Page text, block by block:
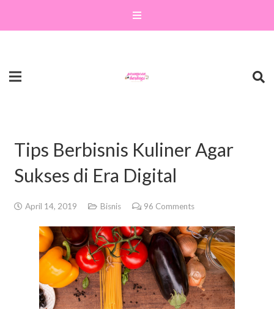
Tips Berbisnis Kuliner Agar
Sukses di Era Digital
April 14, 2019 Bisnis 96 Comments